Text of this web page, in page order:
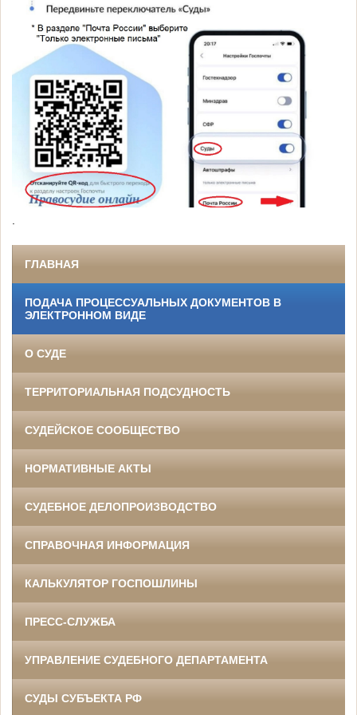
.
ГЛАВНАЯ
ПОДАЧА ПРОЦЕССУАЛЬНЫХ ДОКУМЕНТОВ В
ЭЛЕКТРОННОМ ВИДЕ
О СУДЕ
ТЕРРИТОРИАЛЬНАЯ ПОДСУДНОСТЬ
СУДЕЙСКОЕ СООБЩЕСТВО
НОРМАТИВНЫЕ АКТЫ
СУДЕБНОЕ ДЕЛОПРОИЗВОДСТВО
СПРАВОЧНАЯ ИНФОРМАЦИЯ
КАЛЬКУЛЯТОР ГОСПОШЛИНЫ
ПРЕСС-СЛУЖБА
УПРАВЛЕНИЕ СУДЕБНОГО ДЕПАРТАМЕНТА
СУДЫ СУБЪЕКТА РФ